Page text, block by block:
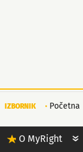
IZBORNIK Početna
O MyRight